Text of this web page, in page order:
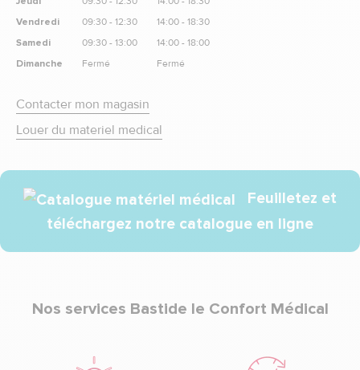
Vendredi
Samedi
Dimanche
09:30 - 12:30
09:30 - 13:00
Fermé
14:00 - 18:30
14:00 - 18:00
Fermé
Contacter mon magasin
Louer du materiel medical
Feuilletez et
téléchargez notre catalogue en ligne
Nos services Bastide le Confort Médical